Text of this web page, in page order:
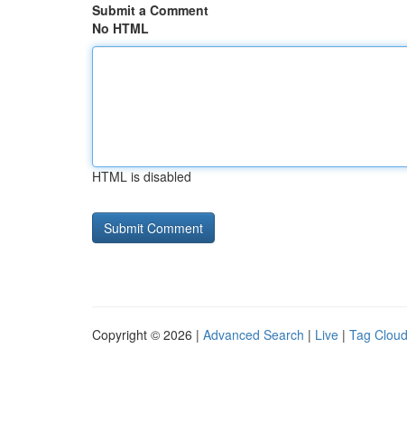
Submit a Comment
No HTML
HTML is disabled
Copyright © 2026 | Advanced Search | Live | Tag Cloud